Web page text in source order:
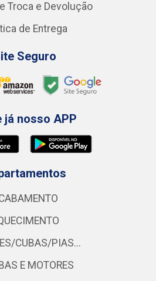
Troca e Devolução
de Entrega
Seguro
já nosso APP
CUBAS/PIAS...
E MOTORES